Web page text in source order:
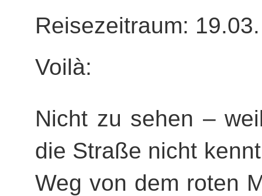
Reisezeitraum:
Voilà:
Nicht zu sehen –
die Straße nicht
Weg von dem roten